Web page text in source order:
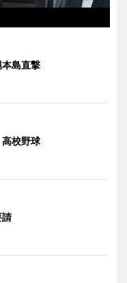
島直撃
校野球
請